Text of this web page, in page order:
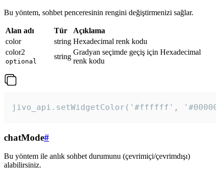
Bu yöntem, sohbet penceresinin rengini değiştirmenizi sağlar.
Alan adı Tür
Açıklama
color
string Hexadecimal renk kodu
color2
optional
string
Gradyan seçimde geçiş için Hexadecimal
renk kodu
jivo_api.setWidgetColor('#ffffff',
chatMode#
Bu yöntem ile anlık sohbet durumunu (çevrimiçi/çevrimdışı)
alabilirsiniz.